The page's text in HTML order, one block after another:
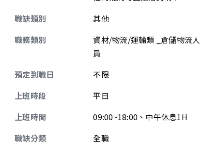
職缺類別
其他
職務類別
資材/物流/運輸類 _倉儲物流人
員
預定到職日
不限
上班時段
平日
上班時間
09:00~18:00、中午休息1H
職缺分類
全職